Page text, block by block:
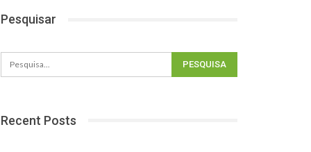
Pesquisar
Recent Posts